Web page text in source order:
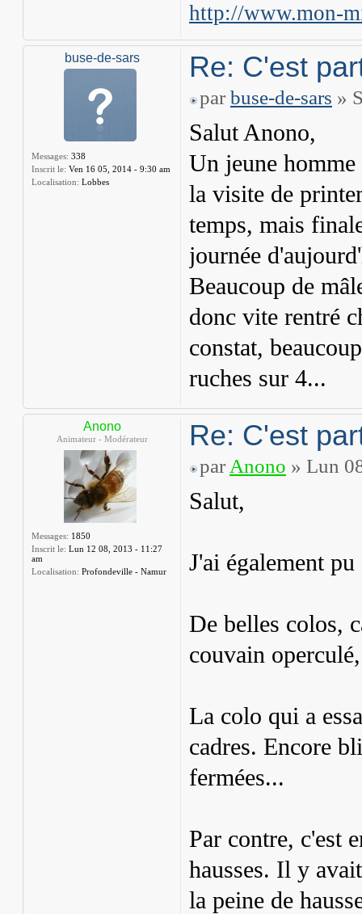
http://www.mon-
buse-de-sars
Messages: 338
Inscrit le: Ven 16 05, 2014 - 9:30 am
Localisation: Lobbes
Re: C'est
par buse-de-sars »
Salut Anono,
Un jeune homme
la visite de
temps, mais
journée
Beaucoup de
donc vite rentré
constat,
ruches sur 4...
Anono
Animateur - Modérateur
Messages: 1850
Inscrit le: Lun 12 08, 2013 - 11:27
am
Localisation: Profondeville - Namur
Re: C'est
par Anono » Lun
Salut,
J'ai également
De belles colos,
couvain
La colo qui a
cadres. Encore
fermées...
Par contre, c'est
hausses. Il y
la peine de